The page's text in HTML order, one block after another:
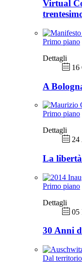
Virtual
Primo piano
Dettagli
16
A
Primo piano
Dettagli
24
La
Primo piano
Dettagli
05
30 Anni
Dal territorio